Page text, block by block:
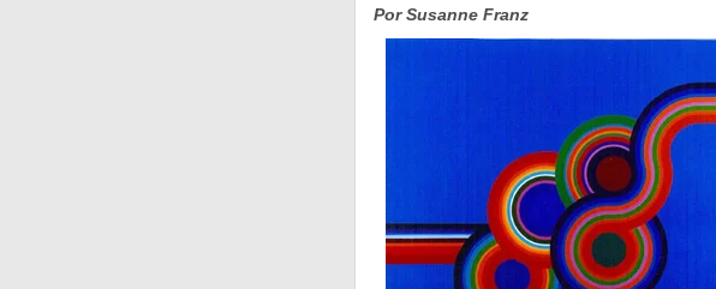
Por Susanne Franz